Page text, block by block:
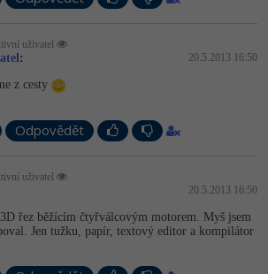
uživatel
: 20.5.2013 16:50
z cesty
Odpovědět
uživatel
20.5.2013 16:50
řez běžícím čtyřválcovým motorem. Myš jsem
Jen tužku, papír, textový editor a kompilátor